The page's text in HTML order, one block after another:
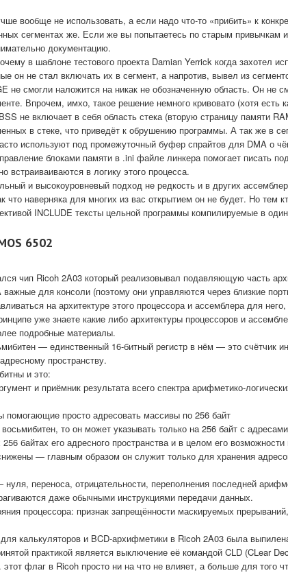
вообще не использовать, а если надо что-то «прибить» к
сегментах же. Если же вы попытаетесь по старым привычкам
документацию.
в шаблоне тестового проекта Damian Yerrick когда захотел
он не стал включать их в сегмент, а напротив, вывел из
не смогли наложится на никак не обозначенную область. Он не
Впрочем, имхо, такое решение немного кривовато (хотя есть
не включает в себя область стека (вторую страницу памяти
в стеке, что приведёт к обрушению программы. А так же в
используют под промежуточный буфер спрайтов для DMA о
блоками памяти в .ini файле линкера помогает писать
встраиваиваются в логику этого процесса.
и высокоуровневый подход не редкость и в других
что наверняка для многих из вас открытием он не будет. Но тем
INCLUDE тексты цельной программы компилируемые в
6502
чип Ricoh 2A03 который реализовывал подавляющую часть
для консоли (поэтому они управляются через близкие
на архитектуре этого процессора и ассемблера для
уже знаете какие либо архитектуры процессоров и
подробные материалы.
— единственный 16-битный регистр в нём — это счётчик
пространству.
и это:
и приёмник результата всего спектра арифметико-
просто адресовать массивы по 256 байт
то он может указывать только на 256 байт с
256 байтах его адресного пространства и в целом его
— главным образом он служит только для хранения
переноса, отрицательности, переполнения последней
даже обычными инструкциями передачи данных.
процессора: признак запрещённости маскируемых
калькуляторов и BCD-архифметики в Ricoh 2A03 была
практикой является выключение её командой CLD (CLear
флаг в Ricoh просто ни на что не влияет, а больше для того